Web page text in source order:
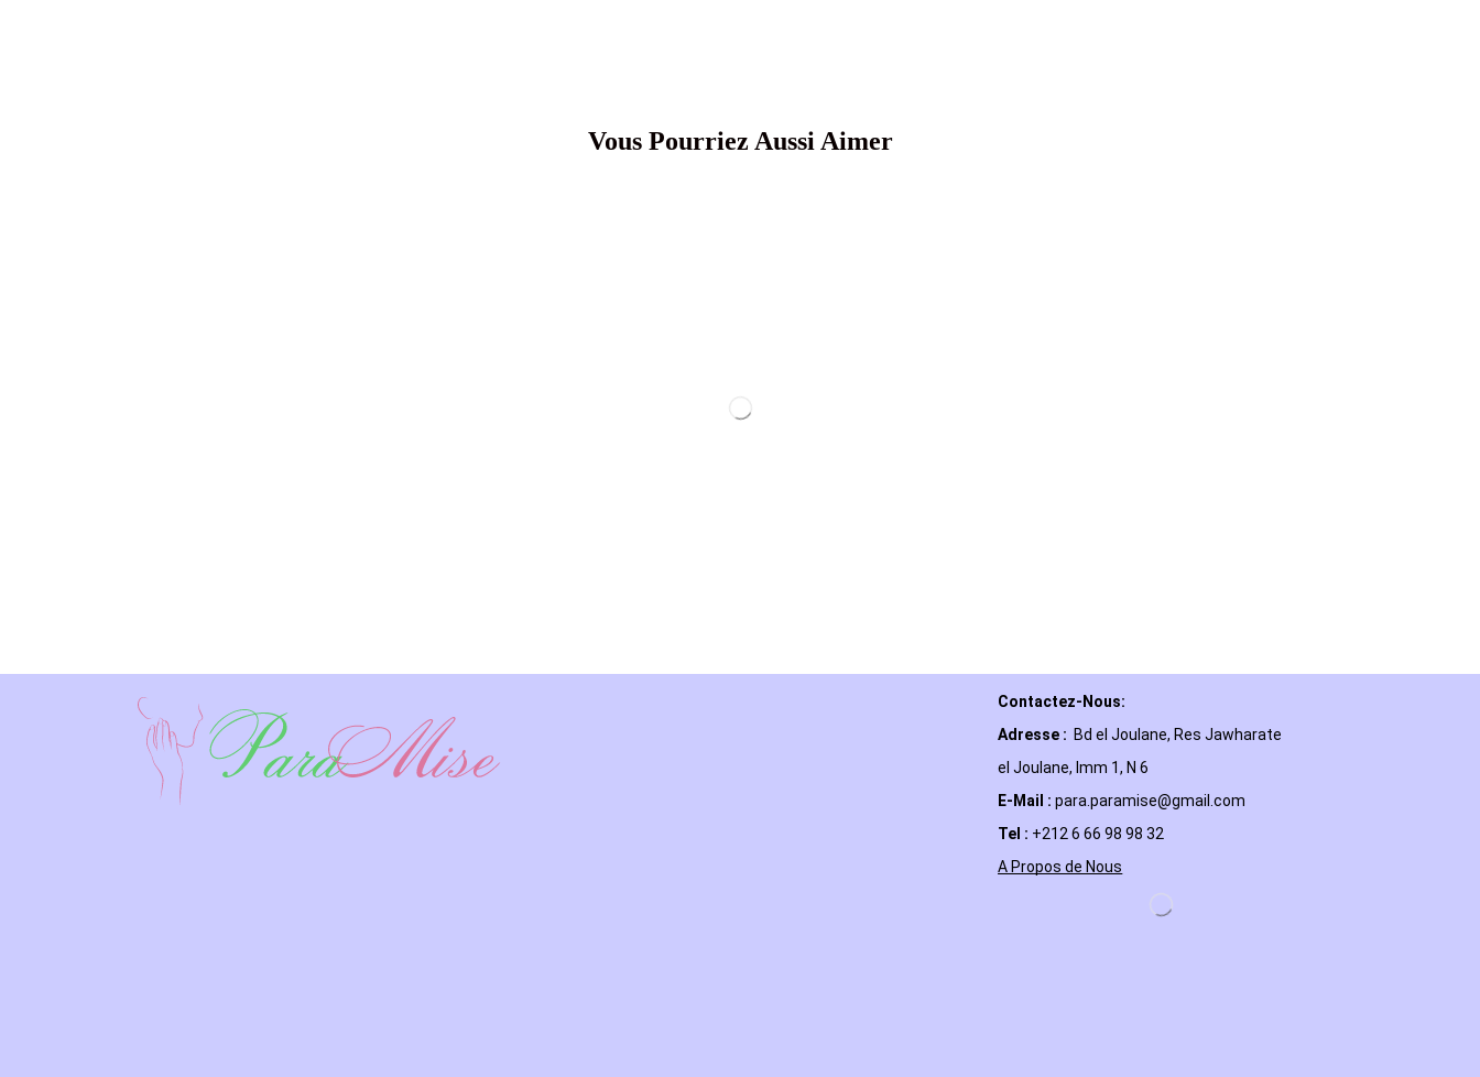
Vous Pourriez Aussi Aimer
Contactez-Nous:
Adresse : Bd el Joulane, Res Jawharate
el Joulane, Imm 1, N 6
E-Mail : para.paramise@gmail.com
Tel : +212 6 66 98 98 32
A Propos de Nous